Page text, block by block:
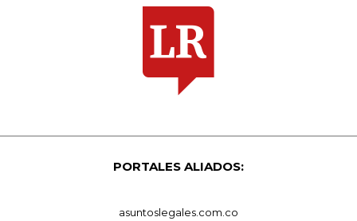
PORTALES ALIADOS:
asuntoslegales.com.co